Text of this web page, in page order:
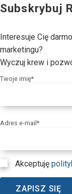
Subskrybuj
Interesuje Cię
marketingu?
Wyczuj krew i
Twoje imię*
Adres e-mail*
Akceptuję
ZAPISZ SIĘ